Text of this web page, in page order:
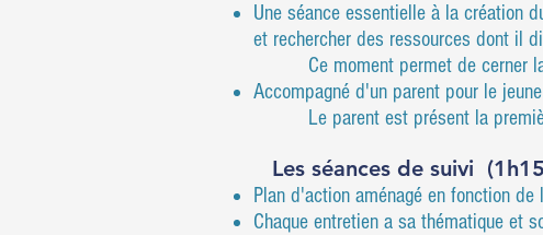
Une séance essentielle à la création
et rechercher des ressources dont il
Ce moment permet de cerner la
Accompagné d'un parent pour le
Le parent est présent la
Les séances de suivi
Plan d'action aménagé en fonction de
Chaque entretien a sa thématique et